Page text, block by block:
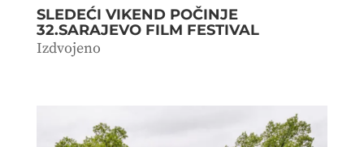
SLEDEĆI VIKEND POČINJE
32.SARAJEVO FILM FESTIVAL
Izdvojeno